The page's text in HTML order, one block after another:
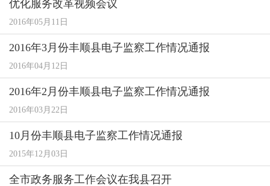
优化服务改革视频会议
2016年05月11日
2016年3月份丰顺县电子监察工作情况通报
2016年04月12日
2016年2月份丰顺县电子监察工作情况通报
2016年03月22日
10月份丰顺县电子监察工作情况通报
2015年12月03日
全市政务服务工作会议在我县召开